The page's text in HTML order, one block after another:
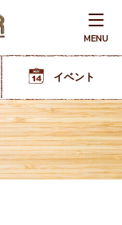
MENU
イベント